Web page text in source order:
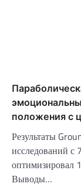
положения с
Результаты
исследований с
оптимизировал
Выводы…